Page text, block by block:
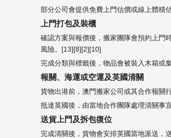
部分公司會提供免費上門估價或線上體積
上門打包及裝櫃
確認方案與報價後，搬家團隊會預約上門
風險。[13][8][2][10]
完成分類與標籤後，物品會被裝入木箱或
報關、海運或空運及英國清關
貨物出港前，澳門搬家公司或其合作報關
抵達英國後，由當地合作團隊處理清關事
送貨上門及拆包復位
完成清關後，貨物會安排英國當地派送，